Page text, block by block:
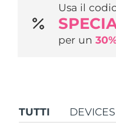
Usa il
per un
TUTTI DEVICES
Offerte speciali
Francia